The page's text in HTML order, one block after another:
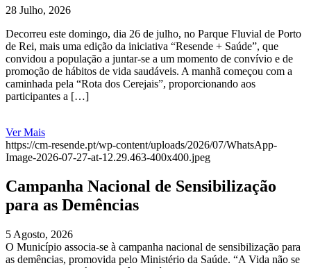
28 Julho, 2026
Decorreu este domingo, dia 26 de julho, no Parque Fluvial de Porto
de Rei, mais uma edição da iniciativa “Resende + Saúde”, que
convidou a população a juntar-se a um momento de convívio e de
promoção de hábitos de vida saudáveis. A manhã começou com a
caminhada pela “Rota dos Cerejais”, proporcionando aos
participantes a […]
Ver Mais
https://cm-resende.pt/wp-content/uploads/2026/07/WhatsApp-
Image-2026-07-27-at-12.29.463-400x400.jpeg
Campanha Nacional de Sensibilização
para as Demências
5 Agosto, 2026
O Município associa-se à campanha nacional de sensibilização para
as demências, promovida pelo Ministério da Saúde. “A Vida não se